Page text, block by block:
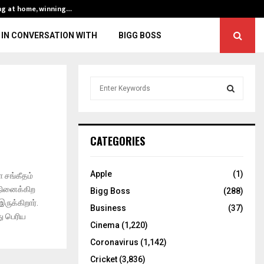
at home, winning…
IN CONVERSATION WITH BIGG BOSS
சங்கீதம்
பெரிய
h
o
:
C
CATEGORIES
Apple
(1)
Bigg Boss
(288)
Business
(37)
Cinema (1,220)
Coronavirus (1,142)
Cricket (3,836)